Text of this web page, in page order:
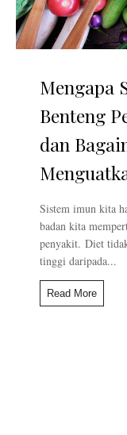
Mengapa
Benteng
dan
Sistem imun kita
badan kita
penyakit. Diet
tinggi daripada...
Read More